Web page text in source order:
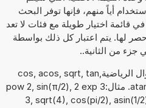
أياً منهم، فإنها توفر البحث
قائمة اختيار طويلة مع فئات لا تعد
لها. يتم اعتبار كل ذلك بواسطة
جزء من الثانية..
يمكن أيضًا استخدام الدوال الرياضيةcos, acos, sqrt, tan,
asin, sin, exp, pow و atan. مثال:3 pow 2, sin(π/2), 2 exp
3, sqrt(4), cos(pi/2), asin(1/